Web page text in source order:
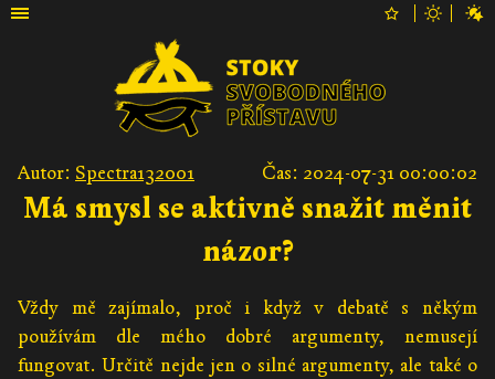
Autor: Spectra132001 Čas: 2024-07-31 00:00:02
Má smysl se aktivně snažit měnit
názor?
Vždy mě zajímalo, proč i když v debatě s někým
používám dle mého dobré argumenty, nemusejí
fungovat. Určitě nejde jen o silné argumenty, ale také o